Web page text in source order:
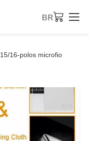
BR
15/16-polos microfio